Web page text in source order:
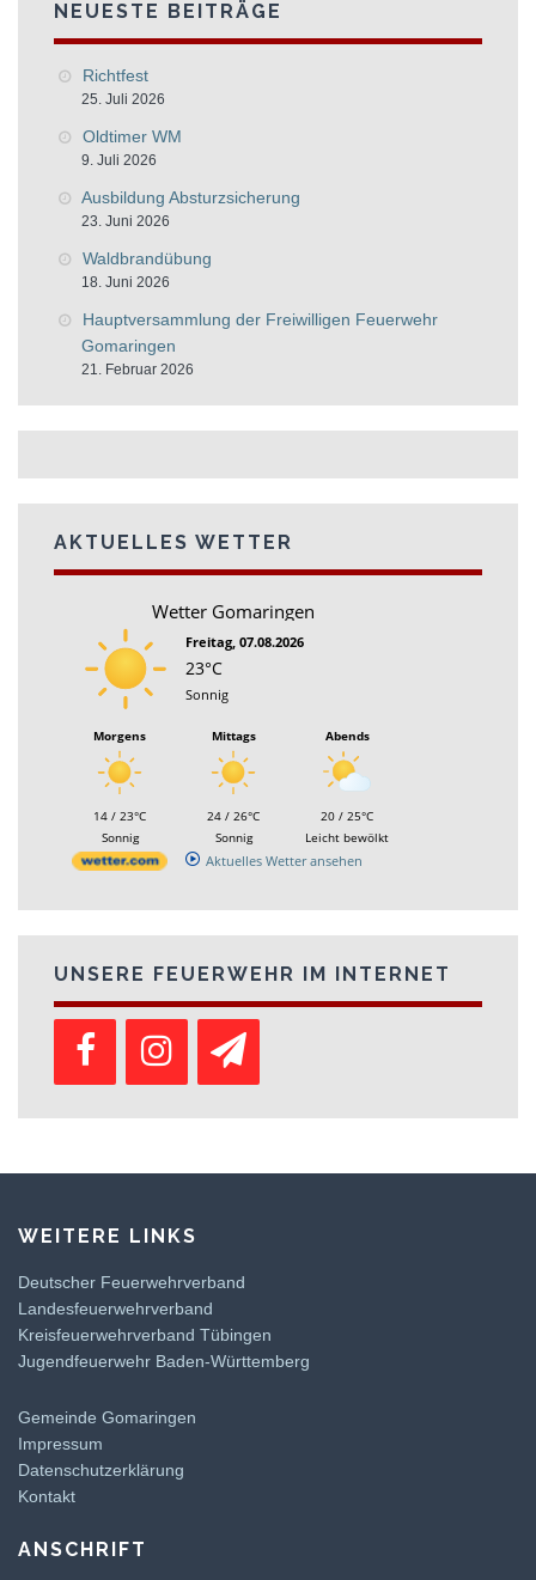
NEUESTE BEITRÄGE
Richtfest
25. Juli 2026
Oldtimer WM
9. Juli 2026
Ausbildung Absturzsicherung
23. Juni 2026
Waldbrandübung
18. Juni 2026
Hauptversammlung der Freiwilligen Feuerwehr
Gomaringen
21. Februar 2026
AKTUELLES WETTER
Wetter Gomaringen
Freitag, 07.08.2026
23°C
Sonnig
Morgens
14 / 23°C
Sonnig
Mittags
24 / 26°C
Sonnig
Abends
20 / 25°C
Leicht bewölkt
Aktuelles Wetter ansehen
UNSERE FEUERWEHR IM INTERNET
WEITERE LINKS
Deutscher Feuerwehrverband
Landesfeuerwehrverband
Kreisfeuerwehrverband Tübingen
Jugendfeuerwehr Baden-Württemberg
Gemeinde Gomaringen
Impressum
Datenschutzerklärung
Kontakt
ANSCHRIFT